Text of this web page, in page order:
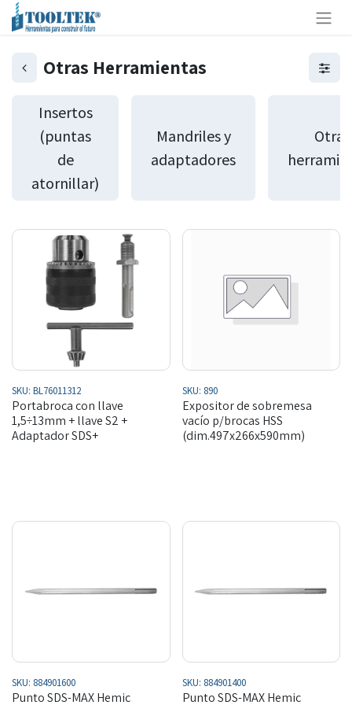
Otras Herramientas
Insertos
(puntas
de
atornillar)
Mandriles y
adaptadores
Otras
SKU: BL76011312
Portabroca con llave
1,5÷13mm + llave S2 +
Adaptador SDS+
SKU: 890
Expositor de sobremesa
vacío p/brocas HSS
(dim.497x266x590mm)
SKU: 884901600
Punto SDS-MAX Hemic
SKU: 884901400
Punto SDS-MAX Hemic